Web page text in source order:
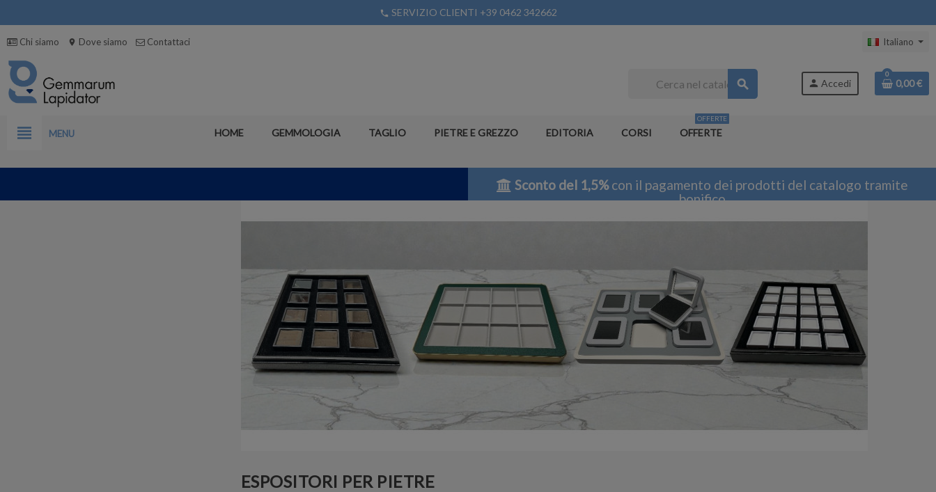
phone SERVIZIO CLIENTI +39 0462 342662
Chi siamo location_on Dove siamo Contattaci Italiano
search person Accedi
0
0,00 €
view_headline MENU HOME GEMMOLOGIA TAGLIO PIETRE E GREZZO EDITORIA CORSI OFFERTE
OFFERTE
Sconto del 1,5%con il pagamento dei prodotti del catalogo tramite
bonifico
ESPOSITORI PER PIETRE